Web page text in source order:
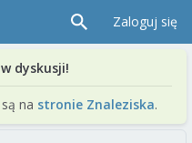
Zaloguj się
dyskusji!
na stronie Znaleziska.